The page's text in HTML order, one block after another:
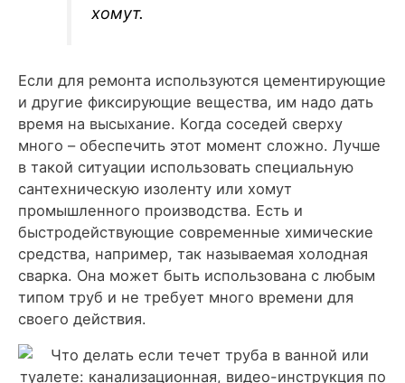
хомут.
Если для ремонта используются цементирующие
и другие фиксирующие вещества, им надо дать
время на высыхание. Когда соседей сверху
много – обеспечить этот момент сложно. Лучше
в такой ситуации использовать специальную
сантехническую изоленту или хомут
промышленного производства. Есть и
быстродействующие современные химические
средства, например, так называемая холодная
сварка. Она может быть использована с любым
типом труб и не требует много времени для
своего действия.